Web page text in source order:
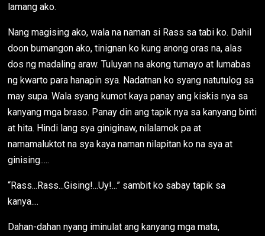
lamang ako.
Nang magising ako, wala na naman si Rass sa tabi ko. Dahil
doon bumangon ako, tinignan ko kung anong oras na, alas
dos ng madaling araw. Tuluyan na akong tumayo at lumabas
ng kwarto para hanapin sya. Nadatnan ko syang natutulog sa
may supa. Wala syang kumot kaya panay ang kiskis nya sa
kanyang mga braso. Panay din ang tapik nya sa kanyang binti
at hita. Hindi lang sya giniginaw, nilalamok pa at
namamaluktot na sya kaya naman nilapitan ko na sya at
ginising.....
“Rass...Rass...Gising!...Uy!...” sambit ko sabay tapik sa
kanya....
Dahan-dahan nyang iminulat ang kanyang mga mata,